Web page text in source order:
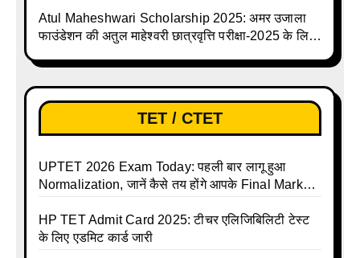
Atul Maheshwari Scholarship 2025: अमर उजाला
फाउंडेशन की अतुल माहेश्वरी छात्रवृत्ति परीक्षा-2025 के लिए
TET / CTET
UPTET 2026 Exam Today: पहली बार लागू हुआ
Normalization, जानें कैसे तय होंगे आपके Final Marks
HP TET Admit Card 2025: टीचर एलिजिबिलिटी टेस्ट
के लिए एडमिट कार्ड जारी